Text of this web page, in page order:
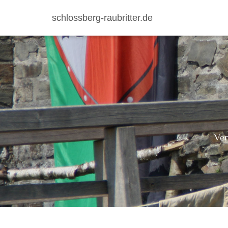
schlossberg-raubritter.de